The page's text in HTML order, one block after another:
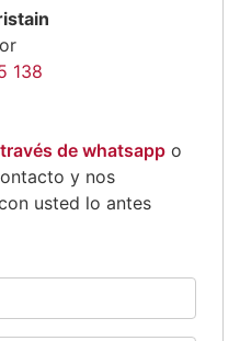
138
de whatsapp o
y nos
usted lo antes